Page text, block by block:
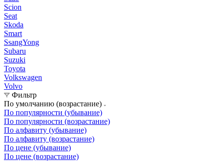
Scion
Seat
Skoda
Smart
SsangYong
Subaru
Suzuki
Toyota
Volkswagen
Volvo
Фильтр
По умолчанию (возрастание)
По популярности (убывание)
По популярности (возрастание)
По алфавиту (убывание)
По алфавиту (возрастание)
По цене (убывание)
По цене (возрастание)